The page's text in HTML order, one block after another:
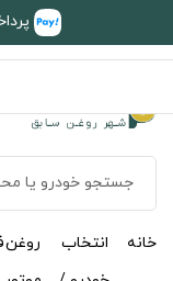
و اعتباری با
روغن
روغن
روغن